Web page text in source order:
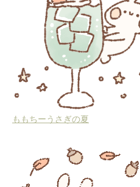
ももちーうさぎの夏